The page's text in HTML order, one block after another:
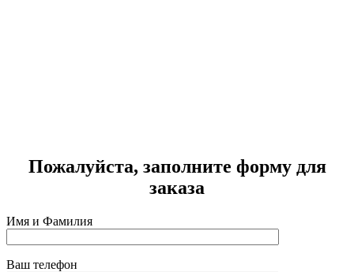
Пожалуйста, заполните форму для
заказа
Имя и Фамилия
Ваш телефон